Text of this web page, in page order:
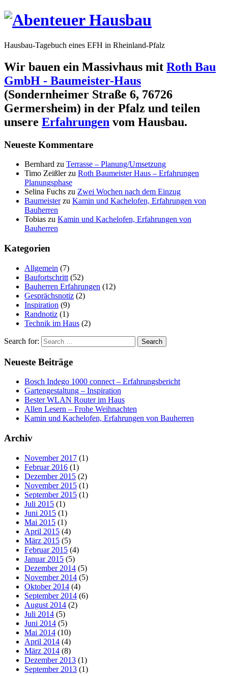
Hausbau-Tagebuch eines EFH in Rheinland-Pfalz
Wir bauen ein Massivhaus mit Roth Bau
GmbH - Baumeister-Haus
(Sondernheimer Straße 6, 76726
Germersheim) in der Pfalz und teilen
unsere Erfahrungen vom Hausbau.
Neueste Kommentare
Bernhard zu Terrasse – Planung/Umsetzung
Timo Zeißlerzu Roth Baumeister Haus – Erfahrungen
Planungsphase
Selina Fuchs zu Zwei Wochen nach dem Einzug
Baumeisterzu Kamin und Kachelofen, Erfahrungen von
Bauherren
Tobias zu Kamin und Kachelofen, Erfahrungen von
Bauherren
Kategorien
Allgemein (7)
Baufortschritt (52)
Bauherren Erfahrungen (12)
Gesprächsnotiz (2)
Inspiration (9)
Randnotiz (1)
Technik im Haus (2)
Search for:
Neueste Beiträge
Bosch Indego 1000 connect – Erfahrungsbericht
Gartengestaltung – Inspiration
Bester WLAN Router im Haus
Allen Lesern – Frohe Weihnachten
Kamin und Kachelofen, Erfahrungen von Bauherren
Archiv
November 2017 (1)
Februar 2016 (1)
Dezember 2015 (2)
November 2015 (1)
September 2015 (1)
Juli 2015 (1)
Juni 2015 (1)
Mai 2015 (1)
April 2015 (4)
März 2015 (5)
Februar 2015 (4)
Januar 2015 (5)
Dezember 2014 (5)
November 2014 (5)
Oktober 2014 (4)
September 2014 (6)
August 2014 (2)
Juli 2014 (5)
Juni 2014 (5)
Mai 2014 (10)
April 2014 (4)
März 2014 (8)
Dezember 2013 (1)
September 2013 (1)